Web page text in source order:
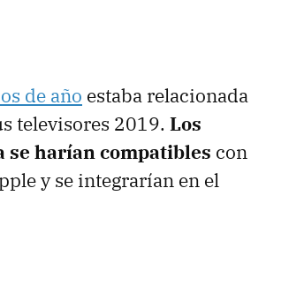
de año estaba relacionada
televisores 2019. Los
se harían compatibles con
y se integrarían en el